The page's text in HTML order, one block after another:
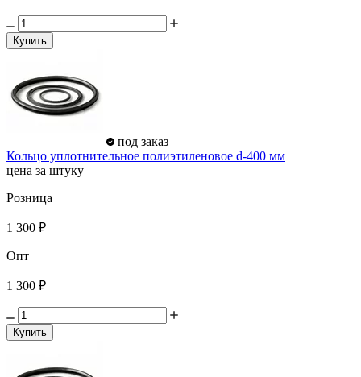
Купить
под заказ
Кольцо уплотнительное полиэтиленовое d-400 мм
цена за штуку
Розница
1 300 ₽
Опт
1 300 ₽
Купить